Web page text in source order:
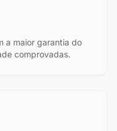
a maior garantia do
comprovadas.